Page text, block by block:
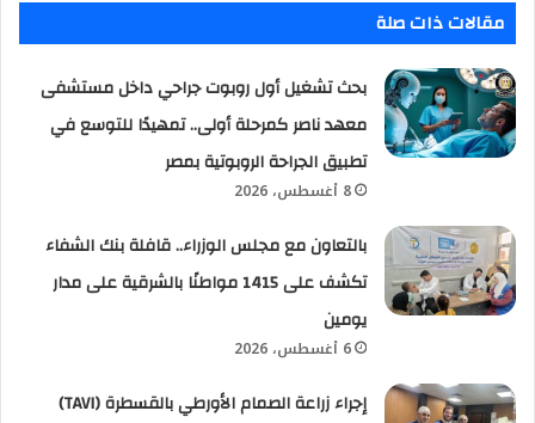
مقالات ذات صلة
بحث تشغيل أول روبوت جراحي داخل مستشفى
معهد ناصر كمرحلة أولى.. تمهيدًا للتوسع في
تطبيق الجراحة الروبوتية بمصر
8 أغسطس، 2026
بالتعاون مع مجلس الوزراء.. قافلة بنك الشفاء
تكشف على 1415 مواطنًا بالشرقية على مدار
يومين
6 أغسطس، 2026
إجراء زراعة الصمام الأورطي بالقسطرة (TAVI)